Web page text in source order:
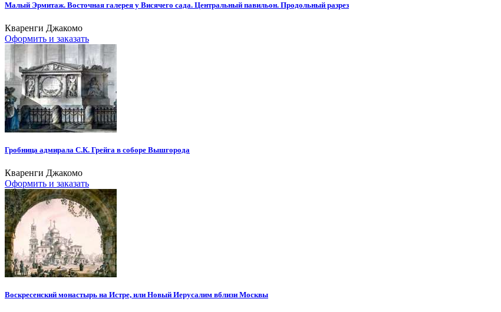
Малый Эрмитаж. Восточная галерея у Висячего сада. Центральный павильон. Продольный разрез
Кваренги Джакомо
Оформить и заказать
Гробница адмирала С.К. Грейга в соборе Вышгорода
Кваренги Джакомо
Оформить и заказать
Воскресенский монастырь на Истре, или Новый Иерусалим вблизи Москвы